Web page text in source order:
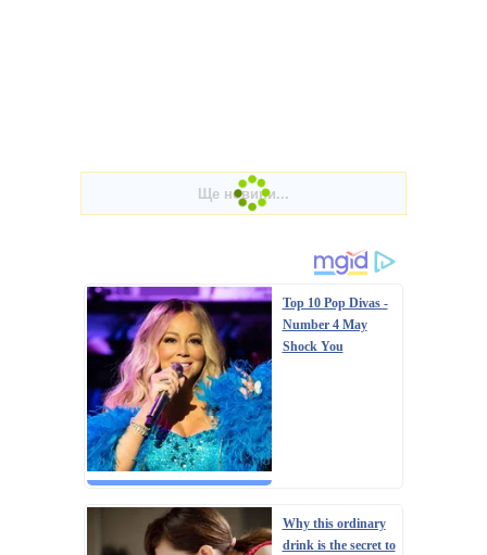
Top 10 Pop Divas -
Number 4 May
Shock You
Why this ordinary
drink is the secret to